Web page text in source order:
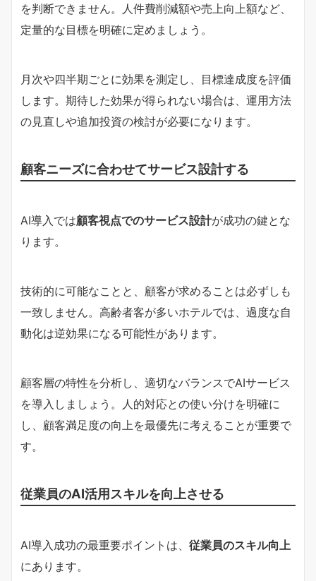
を判断できません。人件費削減額や売上向上額など、
定量的な目標を明確に定めましょう。
月次や四半期ごとに効果を測定し、目標達成度を評価
します。期待した効果が得られない場合は、運用方法
の見直しや追加投資の検討が必要になります。
顧客ニーズに合わせてサービス設計する
AI導入では顧客視点でのサービス設計が成功の鍵とな
ります。
技術的に可能なことと、顧客が求めることは必ずしも
一致しません。高齢者客が多いホテルでは、過度な自
動化は逆効果になる可能性があります。
顧客層の特性を分析し、適切なバランスでAIサービス
を導入しましょう。人的対応との使い分けを明確に
し、顧客満足度の向上を最優先に考えることが重要で
す。
従業員のAI活用スキルを向上させる
AI導入成功の最重要ポイントは、 従業員のスキル向上
にあります。